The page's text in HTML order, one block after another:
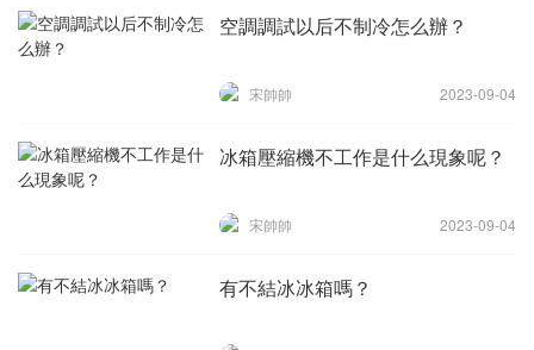
空調調試以后不制冷怎么辦？
宋帥帥 2023-09-04
冰箱壓縮機不工作是什么現象呢？
宋帥帥 2023-09-04
有不結冰冰箱嗎？